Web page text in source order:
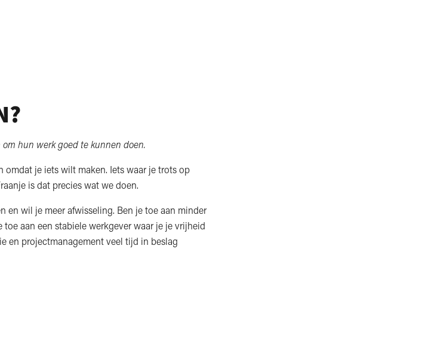
hun werk goed te kunnen doen.
je iets wilt maken. Iets waar je trots op
is dat precies wat we doen.
en wil je meer afwisseling. Ben je toe aan minder
toe aan een stabiele werkgever waar je je vrijheid
en projectmanagement veel tijd in beslag